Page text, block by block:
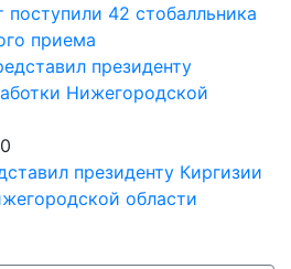
42 стобалльника
приема
президенту Киргизии
области